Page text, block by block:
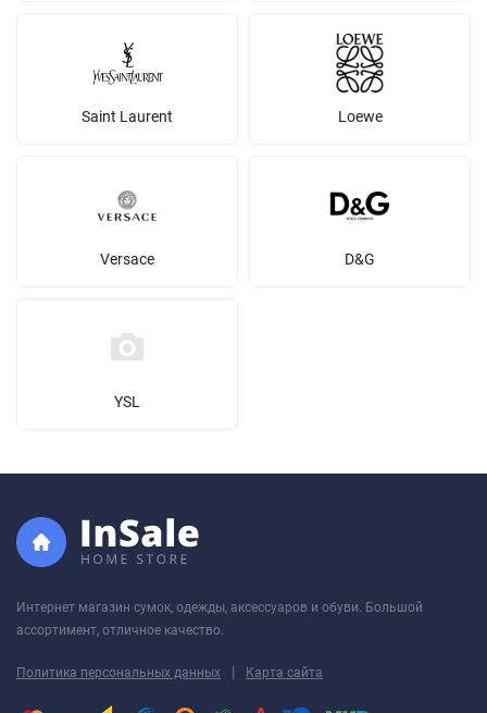
Saint Laurent Loewe
Versace D&G
YSL
Интернет магазин сумок, одежды, аксессуаров и обуви. Большой
ассортимент, отличное качество.
Политика персональных данных | Карта сайта